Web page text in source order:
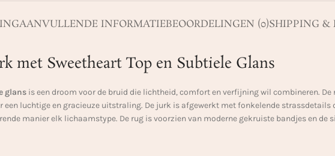
AANVULLENDE INFORMATIEBEOORDELINGEN (0)SHIPPING &
met Sweetheart Top en Subtiele Glans
glans is een droom voor de bruid die lichtheid, comfort en verfijning wil combineren.
luchtige en gracieuze uitstraling. De jurk is afgewerkt met fonkelende strassdetails
manier elk lichaamstype. De rug is voorzien van moderne gekruiste bandjes en